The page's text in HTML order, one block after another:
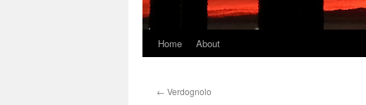
Vai
contenuto
Home About
← Verdognolo